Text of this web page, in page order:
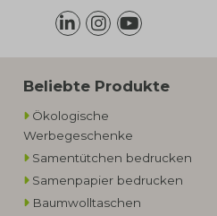
Beliebte Produkte
Ökologische
Werbegeschenke​
Samentütchen bedrucken
Samenpapier bedrucken
Baumwolltaschen​